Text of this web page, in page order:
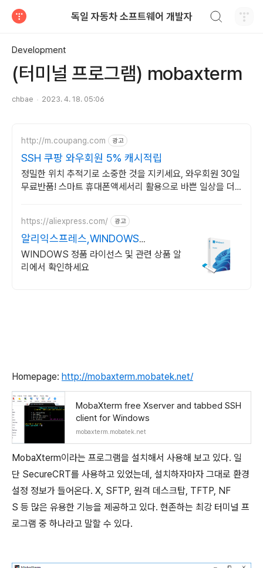
독일 자동차 소프트웨어 개발자
Development
(터미널 프로그램) mobaxterm
chbae 2023. 4. 18. 05:06
http://m.coupang.com 광고
SSH 쿠팡 와우회원 5% 캐시적립
정밀한 위치 추적기로 소중한 것을 지키세요, 와우회원 30일
무료반품! 스마트 휴대폰액세서리 활용으로 바쁜 일상을 더
https://aliexpress.com/ 광고
알리익스프레스,WINDOWS
Windows 알리에서!
WINDOWS 정품 라이선스 및 관련 상품 알
리에서 확인하세요
Homepage: http://mobaxterm.mobatek.net/
MobaXterm free Xserver and tabbed SSH
client for Windows
mobaxterm.mobatek.net
MobaXterm이라는 프로그램을 설치해서 사용해 보고 있다. 일
단 SecureCRT를 사용하고 있었는데, 설치하자마자 그대로 환경
설정 정보가 들어온다. X, SFTP, 원격 데스크탑, TFTP, NF
S 등 많은 유용한 기능을 제공하고 있다. 현존하는 최강 터미널 프
로그램 중 하나라고 말할 수 있다.